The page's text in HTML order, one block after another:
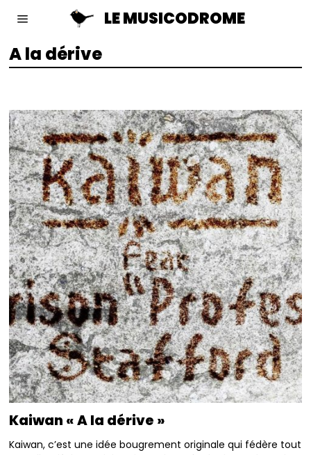
LE MUSICODROME
A la dérive
Kaiwan « A la dérive »
Kaiwan, c’est une idée bougrement originale qui fédère tout